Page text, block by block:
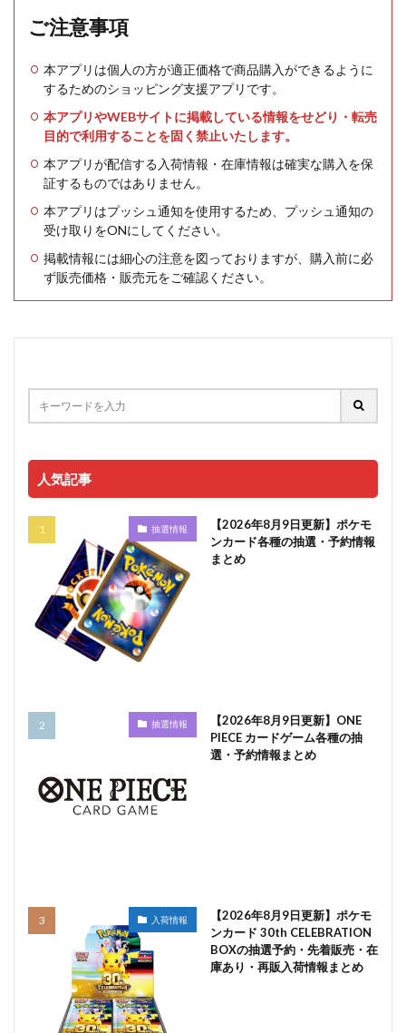
ご注意事項
本アプリは個人の方が適正価格で商品購入ができるように
するためのショッピング支援アプリです。
本アプリやWEBサイトに掲載している情報をせどり・転売
目的で利用することを固く禁止いたします。
本アプリが配信する入荷情報・在庫情報は確実な購入を保
証するものではありません。
本アプリはプッシュ通知を使用するため、プッシュ通知の
受け取りをONにしてください。
掲載情報には細心の注意を図っておりますが、購入前に必
ず販売価格・販売元をご確認ください。
人気記事
抽選情報
【2026年8月9日更新】ポケモ
ンカード各種の抽選・予約情報
まとめ
抽選情報
【2026年8月9日更新】ONE
PIECE カードゲーム各種の抽
選・予約情報まとめ
入荷情報
【2026年8月9日更新】ポケモ
ンカード 30th CELEBRATION
BOXの抽選予約・先着販売・在
庫あり・再販入荷情報まとめ